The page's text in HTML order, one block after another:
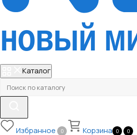
Каталог
Избранное 0 Корзина 0 0